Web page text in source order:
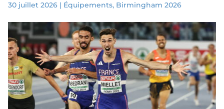
30 juillet 2026| Équipements, Birmingham 2026